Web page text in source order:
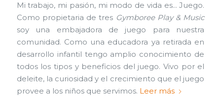
Mi trabajo, mi pasión, mi modo de vida es… Juego.
Como propietaria de tres Gymboree Play & Music
soy una embajadora de juego para nuestra
comunidad. Como una educadora ya retirada en
desarrollo infantil tengo amplio conocimiento de
todos los tipos y beneficios del juego. Vivo por el
deleite, la curiosidad y el crecimiento que el juego
provee a los niños que servimos. Leer más